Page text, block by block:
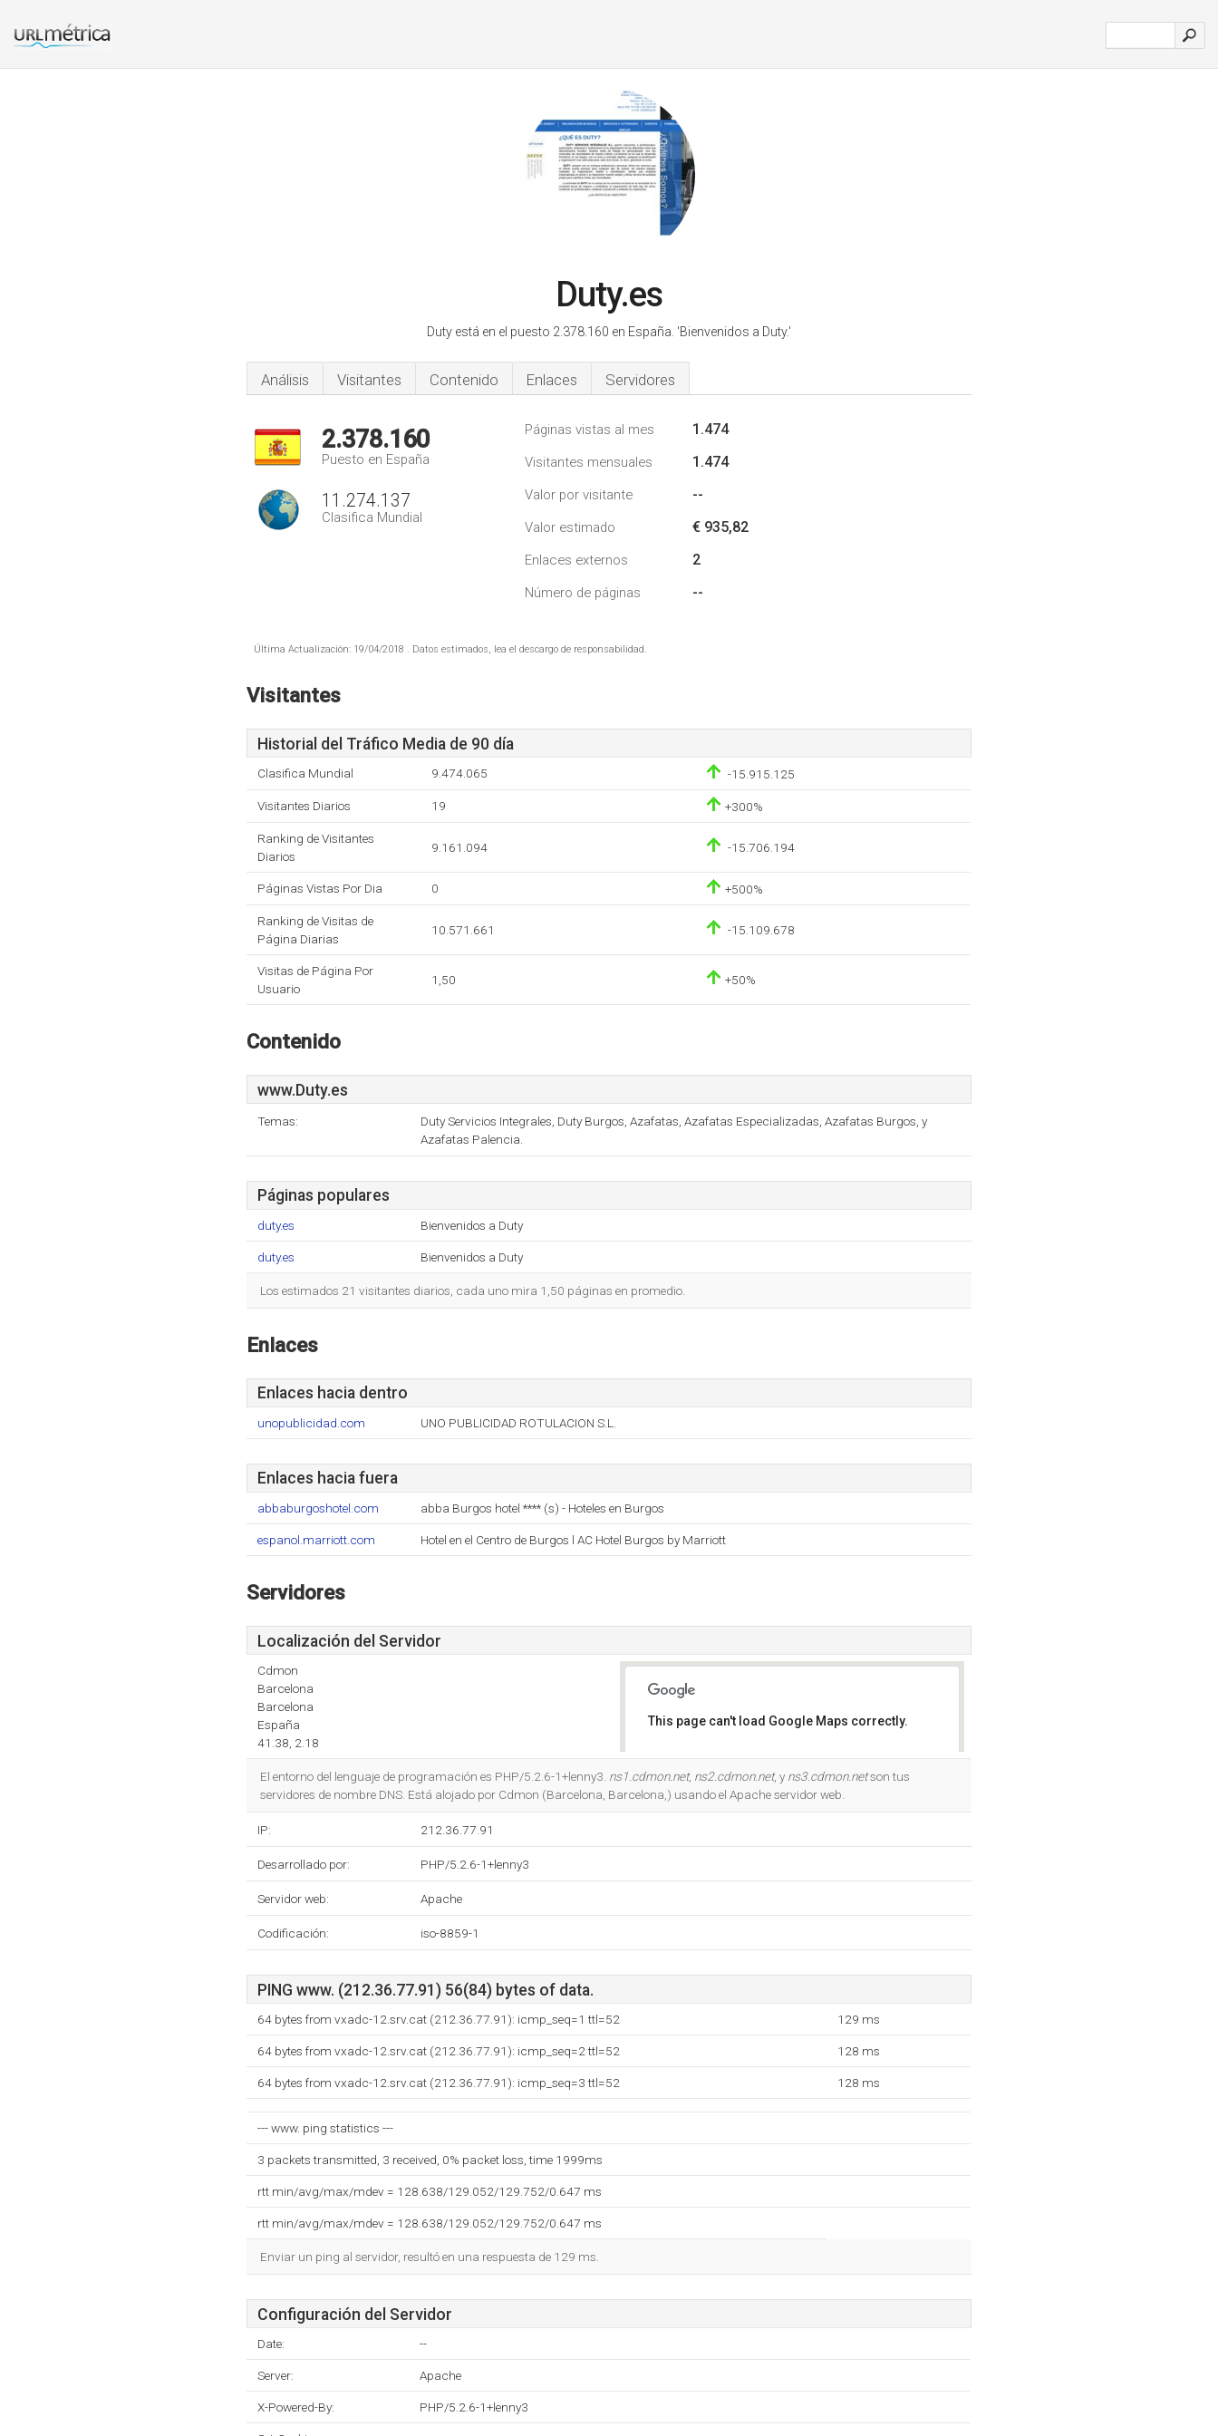
Duty.es
Duty está en el puesto 2.378.160 en España. 'Bienvenidos a Duty.'
Análisis Visitantes Contenido Enlaces Servidores
2.378.160
Puesto en España
11.274.137
Clasifica Mundial
Páginas vistas al mes 1.474
Visitantes mensuales 1.474
Valor por visitante --
Valor estimado € 935,82
Enlaces externos 2
Número de páginas --
Última Actualización: 19/04/2018 . Datos estimados, lea el descargo de responsabilidad.
Visitantes
Historial del Tráfico Media de 90 día
Clasifica Mundial 9.474.065 -15.915.125
Visitantes Diarios 19 +300%
Ranking de Visitantes
Diarios
9.161.094 -15.706.194
Páginas Vistas Por Dia 0 +500%
Ranking de Visitas de
Página Diarias
10.571.661 -15.109.678
Visitas de Página Por
Usuario
1,50 +50%
Contenido
www.Duty.es
Temas:
Duty Servicios Integrales, Duty Burgos, Azafatas, Azafatas Especializadas, Azafatas Burgos, y
Azafatas Palencia.
Páginas populares
duty.es Bienvenidos a Duty
duty.es Bienvenidos a Duty
Los estimados 21 visitantes diarios, cada uno mira 1,50 páginas en promedio.
Enlaces
Enlaces hacia dentro
unopublicidad.com UNO PUBLICIDAD ROTULACION S.L.
Enlaces hacia fuera
abbaburgoshotel.com abba Burgos hotel **** (s) - Hoteles en Burgos
espanol.marriott.com Hotel en el Centro de Burgos l AC Hotel Burgos by Marriott
Servidores
Localización del Servidor
Cdmon
Barcelona
Barcelona
España
41.38, 2.18
This page can't load Google Maps correctly.
El entorno del lenguaje de programación es PHP/5.2.6-1+lenny3. ns1.cdmon.net, ns2.cdmon.net, y ns3.cdmon.netson tus
servidores de nombre DNS. Está alojado por Cdmon (Barcelona, Barcelona,) usando el Apache servidor web.
IP: 212.36.77.91
Desarrollado por: PHP/5.2.6-1+lenny3
Servidor web: Apache
Codificación: iso-8859-1
PING www. (212.36.77.91) 56(84) bytes of data.
64 bytes from vxadc-12.srv.cat (212.36.77.91): icmp_seq=1 ttl=52 129 ms
64 bytes from vxadc-12.srv.cat (212.36.77.91): icmp_seq=2 ttl=52 128 ms
64 bytes from vxadc-12.srv.cat (212.36.77.91): icmp_seq=3 ttl=52 128 ms
--- www. ping statistics ---
3 packets transmitted, 3 received, 0% packet loss, time 1999ms
rtt min/avg/max/mdev = 128.638/129.052/129.752/0.647 ms
rtt min/avg/max/mdev = 128.638/129.052/129.752/0.647 ms
Enviar un ping al servidor, resultó en una respuesta de 129 ms.
Configuración del Servidor
Date: --
Server: Apache
X-Powered-By: PHP/5.2.6-1+lenny3